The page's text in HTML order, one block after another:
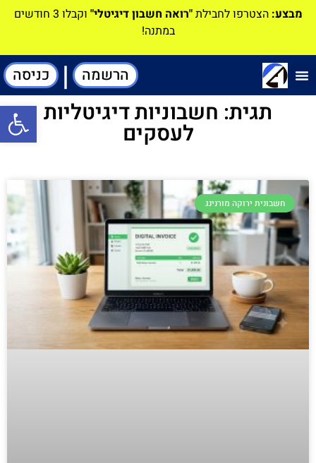
מבצע: הצטרפו לחבילת"רואה חשבון דיגיטלי"
וקבלו 3 חודשים
במתנה!
הרשמה | כניסה
תגית: חשבוניות דיגיטליות
לעסקים
חשבונית ירוקה מורנינג
פתח